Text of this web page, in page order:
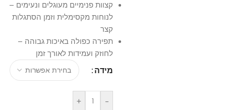
קצוות פנימיים מעוגלים ונעימים –
לנוחות מקסימלית וזמן הסתגלות
קצר
תפירה כפולה באיכות גבוהה –
לחוזק ועמידות לאורך זמן
מידה
-
+